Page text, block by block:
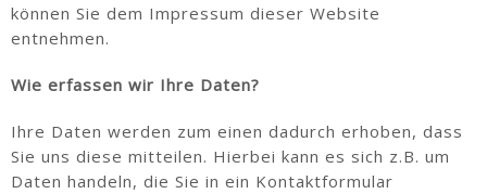
können Sie dem Impressum dieser Website
entnehmen.
Wie erfassen wir Ihre Daten?
Ihre Daten werden zum einen dadurch erhoben, dass
Sie uns diese mitteilen. Hierbei kann es sich z.B. um
Daten handeln, die Sie in ein Kontaktformular